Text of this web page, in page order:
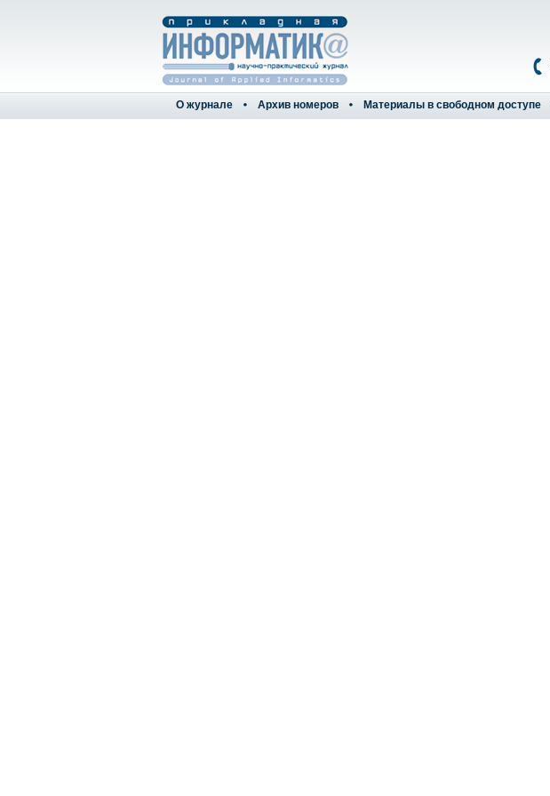
О журнале Архив номеров Материалы в свободном доступе